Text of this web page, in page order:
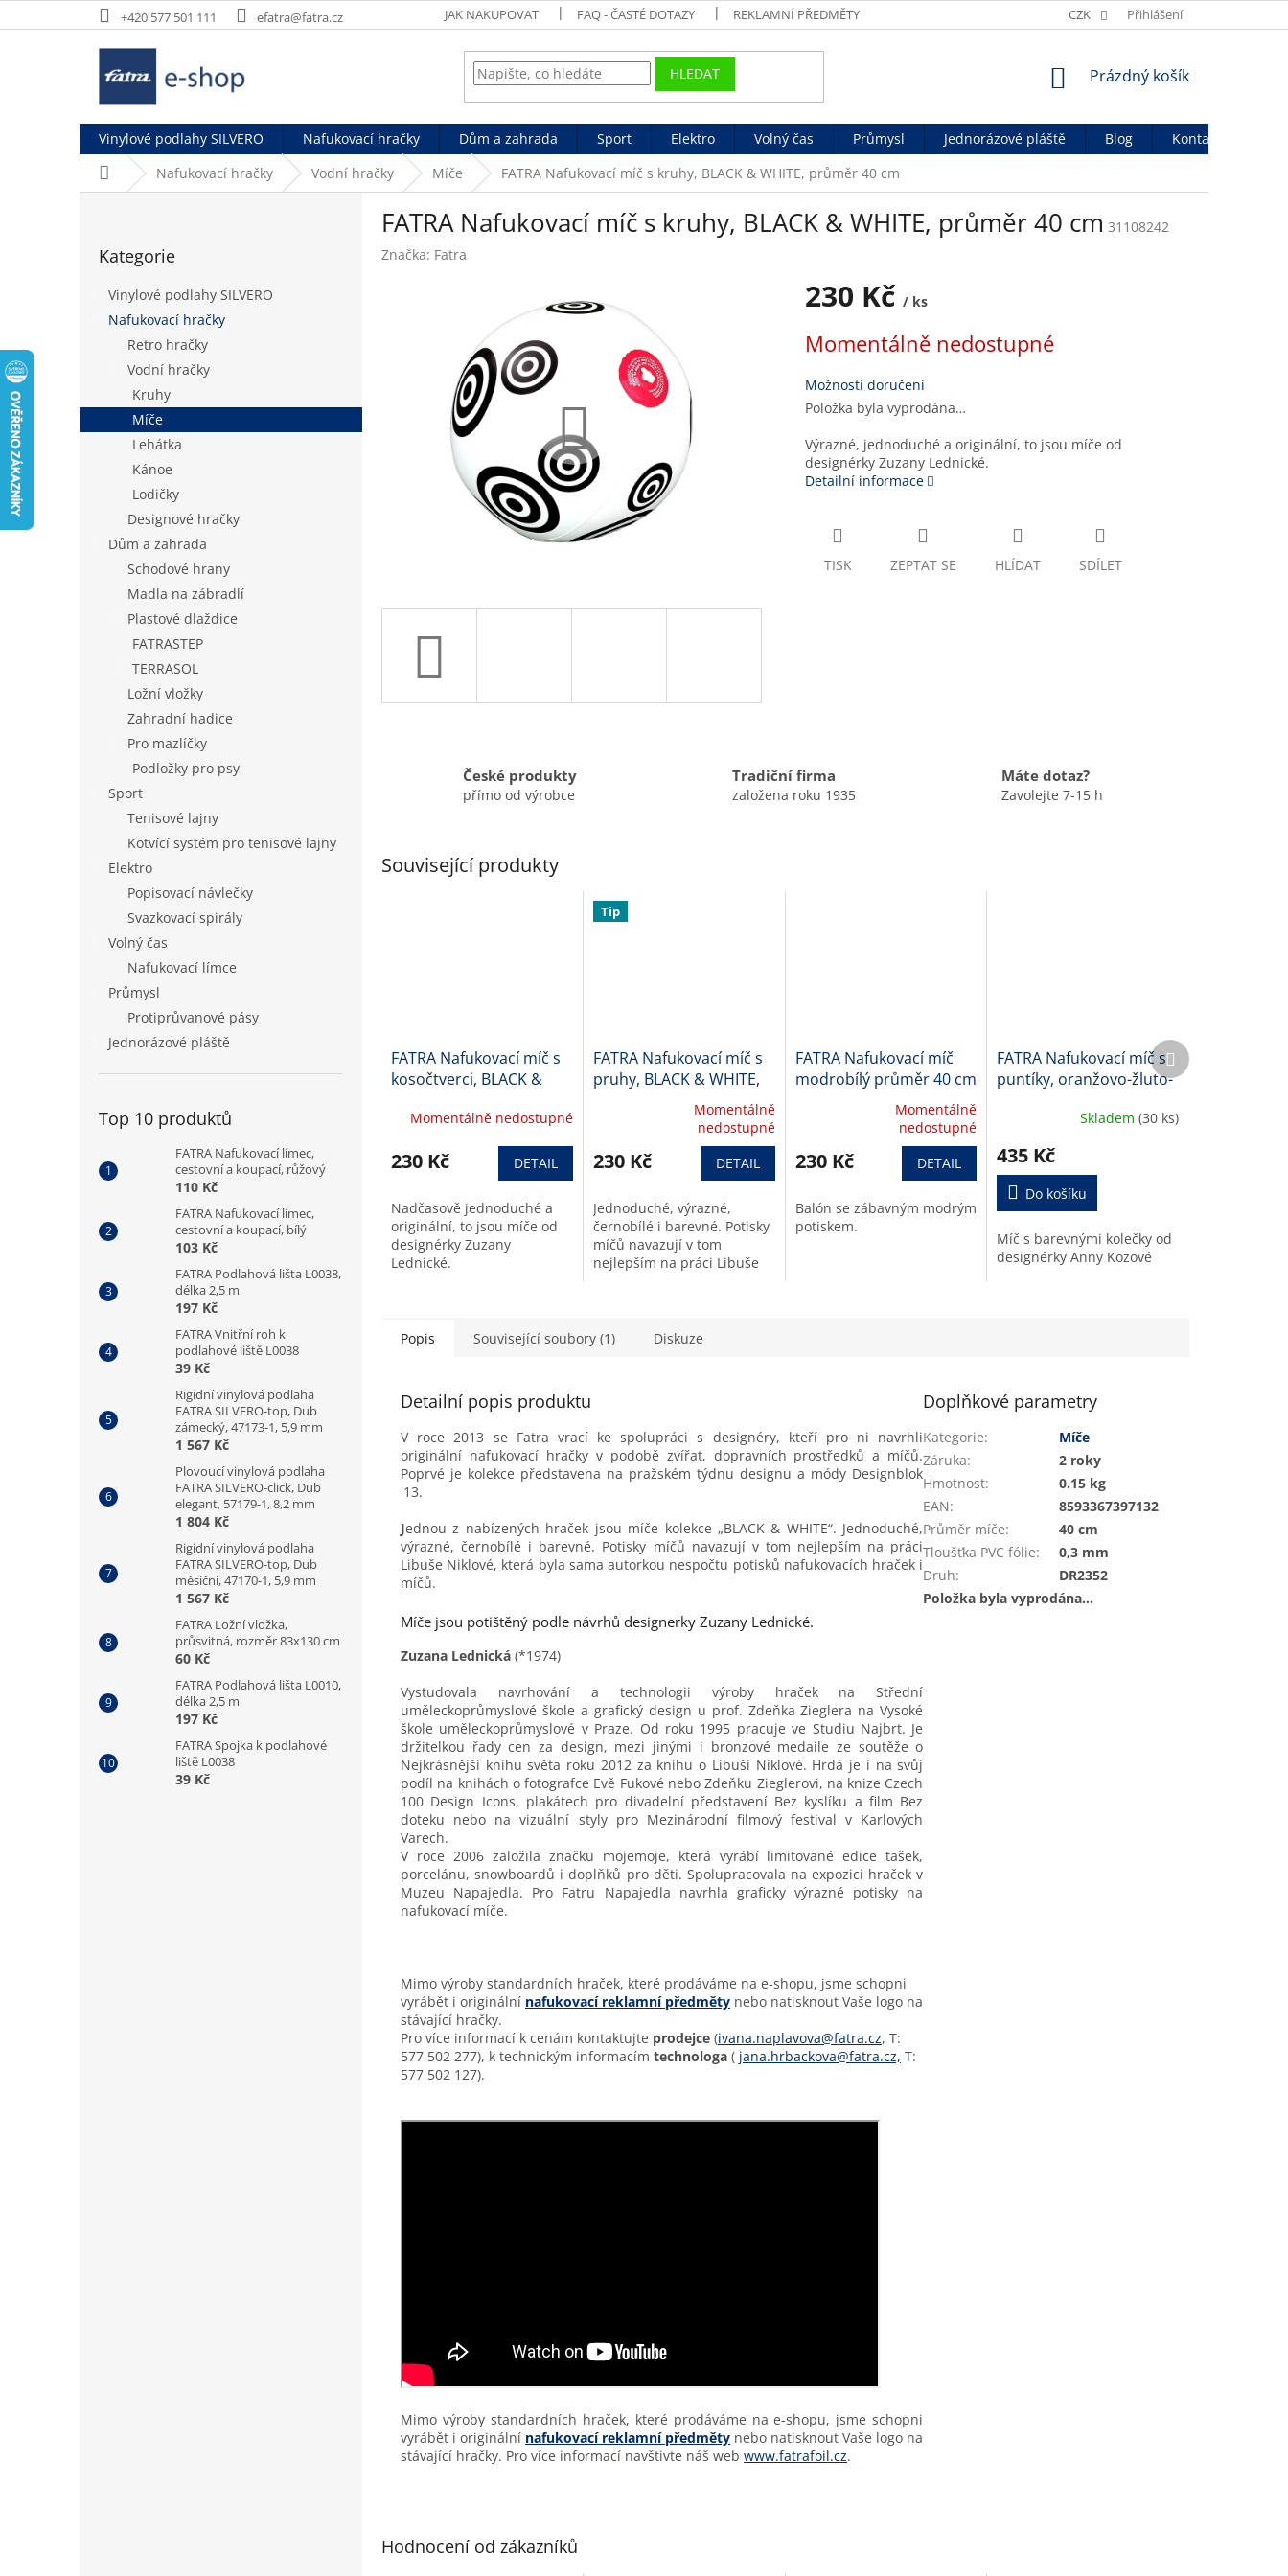
na
+420 577 501 111 efatra@fatra.cz JAK NAKUPOVAT FAQ - ČASTÉ DOTAZY REKLAMNÍ PŘEDMĚTY OCHRANA OSOB. ÚDAJŮ
CZK Přihlášení
HLEDAT
NÁKUPNÍ
Prázdný košík
Vinylové podlahy SILVERO Nafukovací hračky Dům a zahrada Sport Elektro Volný čas Průmysl Jednorázové pláště Blog
Kontakty
Domů Nafukovací hračky Vodní hračky Míče FATRA Nafukovací míč s kruhy, BLACK & WHITE, průměr 40 cm
a
n
kategorie
Kategorie
Vinylové podlahy SILVERO
Nafukovací hračky
Retro hračky
Vodní hračky
Kruhy
Míče
Lehátka
Kánoe
Lodičky
Designové hračky
Dům a zahrada
Schodové hrany
Madla na zábradlí
Plastové dlaždice
FATRASTEP
TERRASOL
Ložní vložky
Zahradní hadice
Pro mazlíčky
Podložky pro psy
Sport
Tenisové lajny
Kotvící systém pro tenisové lajny
Elektro
Popisovací návlečky
Svazkovací spirály
Volný čas
Nafukovací límce
Průmysl
Protiprůvanové pásy
Jednorázové pláště
Top 10 produktů
FATRA Nafukovací límec,
cestovní a koupací, růžový
110 Kč
FATRA Nafukovací límec,
cestovní a koupací, bílý
103 Kč
FATRA Podlahová lišta L0038,
délka 2,5 m
197 Kč
FATRA Vnitřní roh k
podlahové liště L0038
39 Kč
Rigidní vinylová podlaha
FATRA SILVERO-top, Dub
zámecký, 47173-1, 5,9 mm
1 567 Kč
Plovoucí vinylová podlaha
FATRA SILVERO-click, Dub
elegant, 57179-1, 8,2 mm
1 804 Kč
Rigidní vinylová podlaha
FATRA SILVERO-top, Dub
měsíční, 47170-1, 5,9 mm
1 567 Kč
FATRA Ložní vložka,
průsvitná, rozměr 83x130 cm
60 Kč
FATRA Podlahová lišta L0010,
délka 2,5 m
197 Kč
FATRA Spojka k podlahové
liště L0038
39 Kč
FATRA Nafukovací míč s kruhy, BLACK & WHITE, průměr 40 cm 31108242
Značka: Fatra
230 Kč / ks
cena:
Momentálně nedostupné
Možnosti doručení
Položka byla vyprodána…
Výrazné, jednoduché a originální, to jsou míče od
designérky Zuzany Lednické.
Detailní informace
TISK ZEPTAT SE HLÍDAT SDÍLET
České produkty
přímo od výrobce
Tradiční firma
založena roku 1935
Máte dotaz?
Zavolejte 7-15 h
Související produkty
FATRA Nafukovací míč s
kosočtverci, BLACK &
Momentálně nedostupné
230 Kč DETAIL
Nadčasově jednoduché a
originální, to jsou míče od
designérky Zuzany
Lednické.
Tip
FATRA Nafukovací míč s
pruhy, BLACK & WHITE,
průměr 40 cm
produktu
z
5
hvězdiček.
Momentálně
nedostupné
230 Kč DETAIL
Jednoduché, výrazné,
černobílé i barevné. Potisky
míčů navazují v tom
nejlepším na práci Libuše
FATRA Nafukovací míč
modrobílý průměr 40 cm
produktu
z
5
Momentálně
nedostupné
230 Kč DETAIL
Balón se zábavným modrým
potiskem.
FATRA Nafukovací míč s
puntíky, oranžovo-žluto-
produktu
je
5,0
z
hvězdiček.
Skladem(30 ks)
435 Kč
Do košíku
Míč s barevnými kolečky od
designérky Anny Kozové
Další
produkt
Popis Související soubory (1) Diskuze
Detailní popis produktu
V roce 2013 se Fatra vrací ke spolupráci s designéry, kteří pro ni navrhli
originální nafukovací hračky v podobě zvířat, dopravních prostředků a míčů.
Poprvé je kolekce představena na pražském týdnu designu a módy Designblok
'13.
Jednou z nabízených hraček jsou míče kolekce „BLACK & WHITE“. Jednoduché,
výrazné, černobílé i barevné. Potisky míčů navazují v tom nejlepším na práci
Libuše Niklové, která byla sama autorkou nespočtu potisků nafukovacích hraček i
míčů.
Míče jsou potištěný podle návrhů designerky Zuzany Lednické.
Zuzana Lednická (*1974)
Vystudovala navrhování a technologii výroby hraček na Střední
uměleckoprůmyslové škole a grafický design u prof. Zdeňka Zieglera na Vysoké
škole uměleckoprůmyslové v Praze. Od roku 1995 pracuje ve Studiu Najbrt. Je
držitelkou řady cen za design, mezi jinými i bronzové medaile ze soutěže o
Nejkrásnější knihu světa roku 2012 za knihu o Libuši Niklové. Hrdá je i na svůj
podíl na knihách o fotografce Evě Fukové nebo Zdeňku Zieglerovi, na knize Czech
100 Design Icons, plakátech pro divadelní představení Bez kyslíku a film Bez
doteku nebo na vizuální styly pro Mezinárodní filmový festival v Karlových
Varech.
V roce 2006 založila značku mojemoje, která vyrábí limitované edice tašek,
porcelánu, snowboardů i doplňků pro děti. Spolupracovala na expozici hraček v
Muzeu Napajedla. Pro Fatru Napajedla navrhla graficky výrazné potisky na
nafukovací míče.
Mimo výroby standardních hraček, které prodáváme na e-shopu, jsme schopni
vyrábět i originální nafukovací reklamní předměty nebo natisknout Vaše logo na
stávající hračky.
Pro více informací k cenám kontaktujte prodejce (ivana.naplavova@fatra.cz, T:
577 502 277), k technickým informacím technologa ( jana.hrbackova@fatra.cz, T:
577 502 127).
Mimo výroby standardních hraček, které prodáváme na e-shopu, jsme schopni
vyrábět i originální nafukovací reklamní předměty nebo natisknout Vaše logo na
stávající hračky. Pro více informací navštivte náš web www.fatrafoil.cz.
Doplňkové parametry
Kategorie:
Míče
Záruka:
2 roky
Hmotnost:
0.15 kg
EAN:
8593367397132
Průměr míče:
40 cm
Tloušťka PVC fólie:
0,3 mm
Druh:
DR2352
Položka byla vyprodána…
Hodnocení od zákazníků